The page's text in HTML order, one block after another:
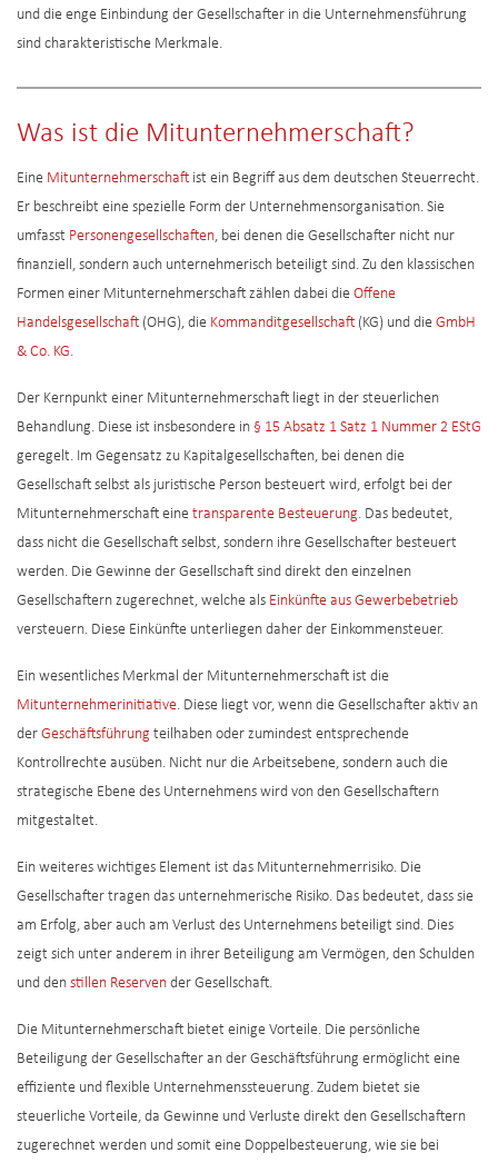
und die enge Einbindung der Gesellschafter in die Unternehmensführung
sind charakteristische Merkmale.
Was ist die Mitunternehmerschaft?
Eine Mitunternehmerschaft ist ein Begriff aus dem deutschen Steuerrecht.
Er beschreibt eine spezielle Form der Unternehmensorganisation. Sie
umfasst Personengesellschaften, bei denen die Gesellschafter nicht nur
finanziell, sondern auch unternehmerisch beteiligt sind. Zu den klassischen
Formen einer Mitunternehmerschaft zählen dabei die Offene
Handelsgesellschaft (OHG), die Kommanditgesellschaft (KG) und die GmbH
& Co. KG.
Der Kernpunkt einer Mitunternehmerschaft liegt in der steuerlichen
Behandlung. Diese ist insbesondere in § 15 Absatz 1 Satz 1 Nummer 2 EStG
geregelt. Im Gegensatz zu Kapitalgesellschaften, bei denen die
Gesellschaft selbst als juristische Person besteuert wird, erfolgt bei der
Mitunternehmerschaft eine transparente Besteuerung. Das bedeutet,
dass nicht die Gesellschaft selbst, sondern ihre Gesellschafter besteuert
werden. Die Gewinne der Gesellschaft sind direkt den einzelnen
Gesellschaftern zugerechnet, welche als Einkünfte aus Gewerbebetrieb
versteuern. Diese Einkünfte unterliegen daher der Einkommensteuer.
Ein wesentliches Merkmal der Mitunternehmerschaft ist die
Mitunternehmerinitiative. Diese liegt vor, wenn die Gesellschafter aktiv an
der Geschäftsführung teilhaben oder zumindest entsprechende
Kontrollrechte ausüben. Nicht nur die Arbeitsebene, sondern auch die
strategische Ebene des Unternehmens wird von den Gesellschaftern
mitgestaltet.
Ein weiteres wichtiges Element ist das Mitunternehmerrisiko. Die
Gesellschafter tragen das unternehmerische Risiko. Das bedeutet, dass sie
am Erfolg, aber auch am Verlust des Unternehmens beteiligt sind. Dies
zeigt sich unter anderem in ihrer Beteiligung am Vermögen, den Schulden
und den stillen Reserven der Gesellschaft.
Die Mitunternehmerschaft bietet einige Vorteile. Die persönliche
Beteiligung der Gesellschafter an der Geschäftsführung ermöglicht eine
effiziente und flexible Unternehmenssteuerung. Zudem bietet sie
steuerliche Vorteile, da Gewinne und Verluste direkt den Gesellschaftern
zugerechnet werden und somit eine Doppelbesteuerung, wie sie bei